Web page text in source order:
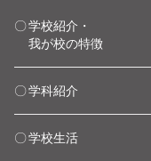
学校紹介・
我が校の特徴
学科紹介
学校生活